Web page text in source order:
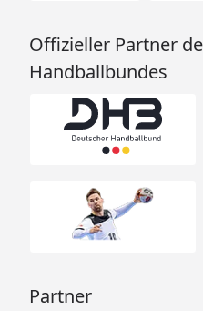
Offizieller Partner
Handballbundes
Partner